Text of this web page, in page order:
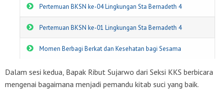
Pertemuan BKSN ke-04 Lingkungan Sta Bernadeth 4
Pertemuan BKSN ke-01 Lingkungan Sta Bernadeth 4
Momen Berbagi Berkat dan Kesehatan bagi Sesama
Dalam sesi kedua, Bapak Ribut Sujarwo dari Seksi KKS berbicara
mengenai bagaimana menjadi pemandu kitab suci yang baik.